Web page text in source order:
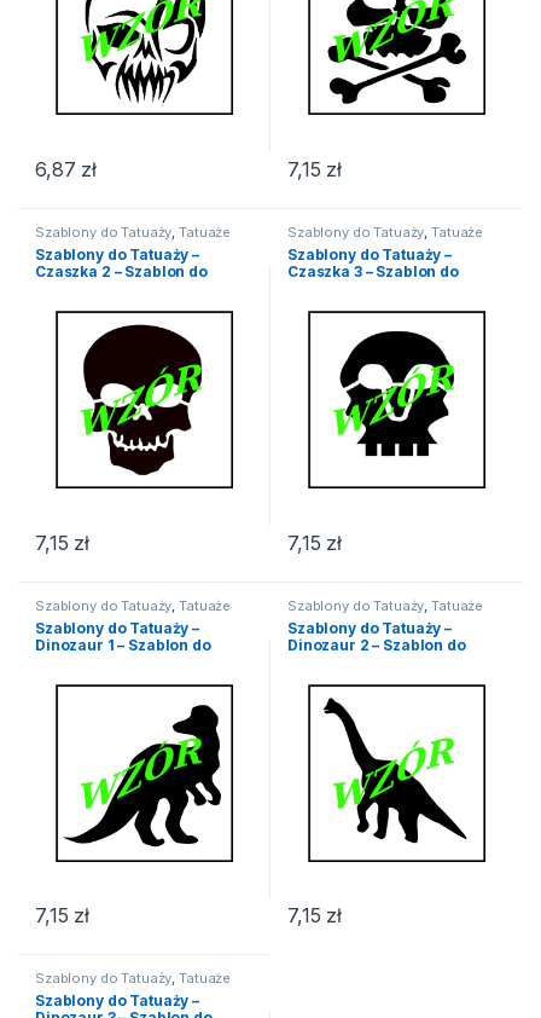
6,87 zł 7,15 zł
Szablony do Tatuaży,Tatuaże
Szablony do Tatuaży –
Czaszka 2 – Szablon do
7,15 zł
Szablony do Tatuaży,Tatuaże
Szablony do Tatuaży –
Czaszka 3 – Szablon do
7,15 zł
Szablony do Tatuaży ,Tatuaże
Szablony do Tatuaży –
Dinozaur 1 – Szablon do
7,15 zł
Szablony do Tatuaży ,Tatuaże
Szablony do Tatuaży –
Dinozaur 2 – Szablon do
7,15 zł
Szablony do Tatuaży,Tatuaże
Szablony do Tatuaży –